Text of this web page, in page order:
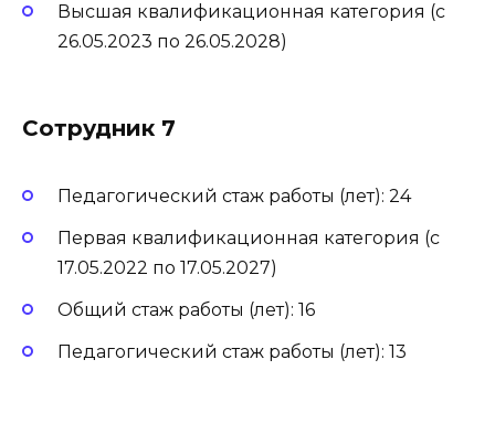
Высшая квалификационная категория (с
26.05.2023 по 26.05.2028)
Сотрудник 7
Педагогический стаж работы (лет): 24
Первая квалификационная категория (с
17.05.2022 по 17.05.2027)
Общий стаж работы (лет): 16
Педагогический стаж работы (лет): 13